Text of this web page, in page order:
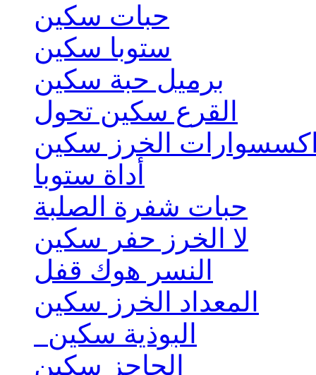
حبات سكين
ستوبا سكين
برميل حبة سكين
القرع سكين تحول
الخرز سكين
أداة ستوبا
حبات شفرة الصلبة
لا الخرز حفر سكين
النسر هوك قفل
المعداد الخرز سكين
البوذية سكين
الحاجز سكين